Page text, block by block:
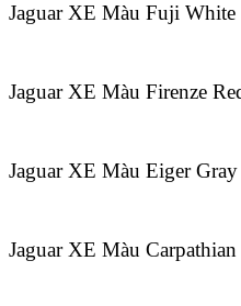
Jaguar XE Màu Fuji White
Jaguar XE Màu Firenze
Jaguar XE Màu Eiger
Jaguar XE Màu